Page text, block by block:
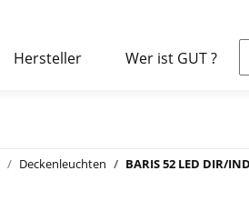
Hersteller Wer ist GUT ?
Deckenleuchten BARIS 52 LED DIR/